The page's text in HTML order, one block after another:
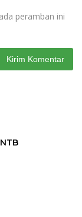
peramban ini
NTB